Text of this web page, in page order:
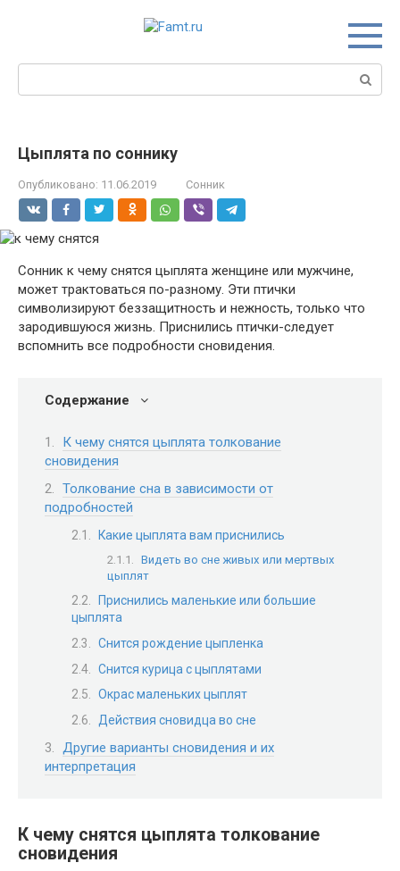
Цыплята по соннику
Опубликовано: 11.06.2019 Сонник
Сонник к чему снятся цыплята женщине или мужчине,
может трактоваться по-разному. Эти птички
символизируют беззащитность и нежность, только что
зародившуюся жизнь. Приснились птички-следует
вспомнить все подробности сновидения.
Содержание
К чему снятся цыплята толкование
сновидения
Толкование сна в зависимости от
подробностей
Какие цыплята вам приснились
Видеть во сне живых или мертвых
цыплят
Приснились маленькие или большие
цыплята
Снится рождение цыпленка
Снится курица с цыплятами
Окрас маленьких цыплят
Действия сновидца во сне
Другие варианты сновидения и их
интерпретация
К чему снятся цыплята толкование
сновидения